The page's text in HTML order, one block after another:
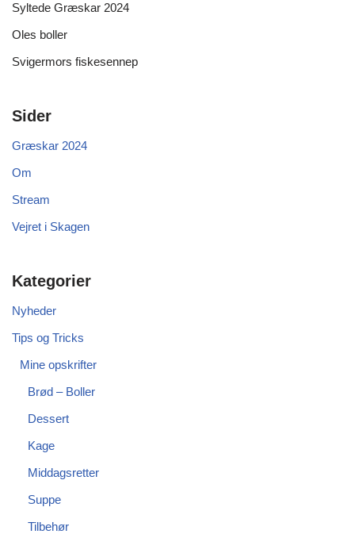
Syltede Græskar 2024
Oles boller
Svigermors fiskesennep
Sider
Græskar 2024
Om
Stream
Vejret i Skagen
Kategorier
Nyheder
Tips og Tricks
Mine opskrifter
Brød – Boller
Dessert
Kage
Middagsretter
Suppe
Tilbehør